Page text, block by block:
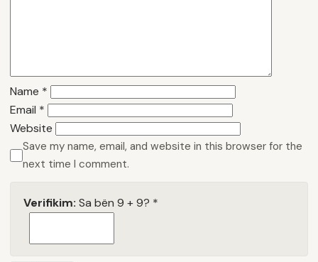
Name *
Email *
Website
Save my name, email, and website in this browser for the
next time I comment.
Verifikim: Sa bën 9 + 9? *